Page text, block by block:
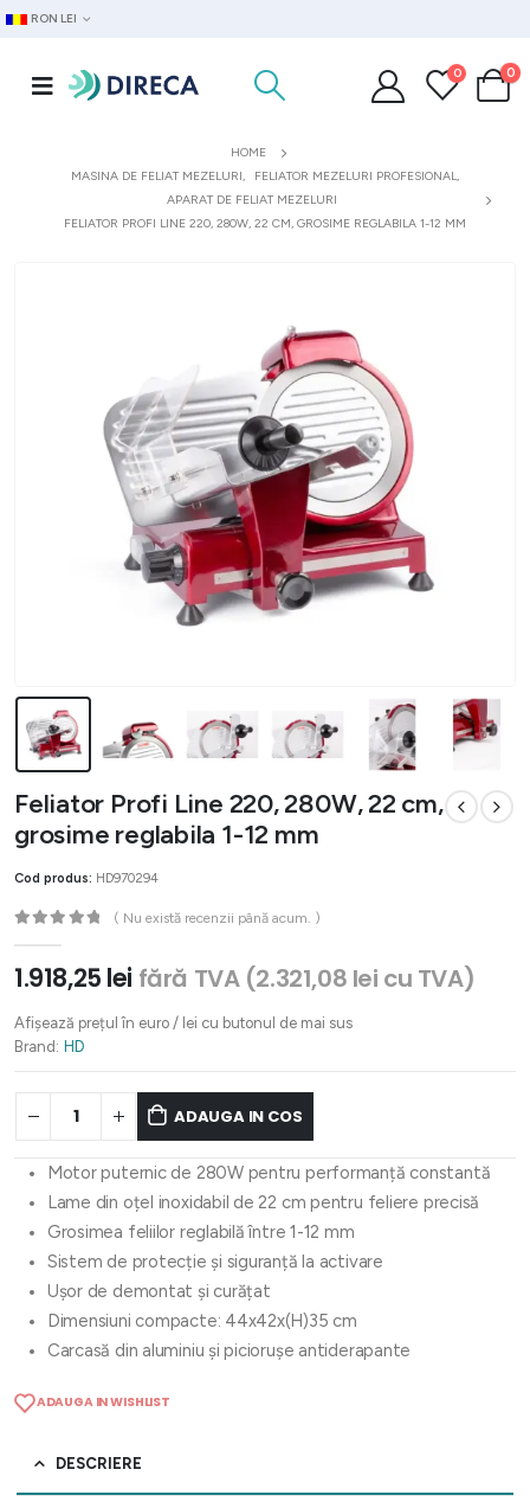
RON LEI
0 0
HOME
MASINA DE FELIAT MEZELURI, FELIATOR MEZELURI PROFESIONAL,
APARAT DE FELIAT MEZELURI
FELIATOR PROFI LINE 220, 280W, 22 CM, GROSIME REGLABILA 1-12 MM
Feliator Profi Line 220, 280W, 22 cm,
grosime reglabila 1-12 mm
Cod produs: HD970294
( Nu există recenzii până acum. )
1.918,25 lei fără TVA (2.321,08 lei cu TVA)
Afișează prețul în euro / lei cu butonul de mai sus
Brand: HD
ADAUGA IN COS
Motor puternic de 280W pentru performanță constantă
Lame din oțel inoxidabil de 22 cm pentru feliere precisă
Grosimea feliilor reglabilă între 1-12 mm
Sistem de protecție și siguranță la activare
Ușor de demontat și curățat
Dimensiuni compacte: 44x42x(H)35 cm
Carcasă din aluminiu și piciorușe antiderapante
ADAUGA IN WISHLIST
DESCRIERE